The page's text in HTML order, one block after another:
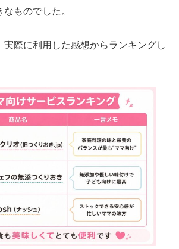
ものでした。
実際に利用した感想からランキングし